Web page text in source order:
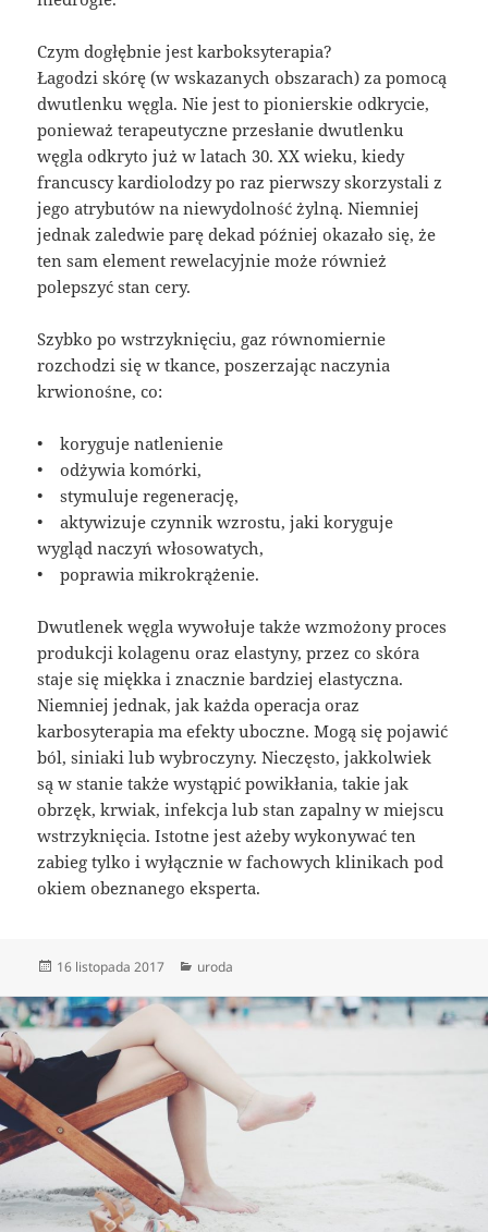
Czym dogłębnie jest karboksyterapia?
Łagodzi skórę (w wskazanych obszarach) za pomocą
dwutlenku węgla. Nie jest to pionierskie odkrycie,
ponieważ terapeutyczne przesłanie dwutlenku
węgla odkryto już w latach 30. XX wieku, kiedy
francuscy kardiolodzy po raz pierwszy skorzystali z
jego atrybutów na niewydolność żylną. Niemniej
jednak zaledwie parę dekad później okazało się, że
ten sam element rewelacyjnie może również
polepszyć stan cery.
Szybko po wstrzyknięciu, gaz równomiernie
rozchodzi się w tkance, poszerzając naczynia
krwionośne, co:
• koryguje natlenienie
• odżywia komórki,
• stymuluje regenerację,
• aktywizuje czynnik wzrostu, jaki koryguje
wygląd naczyń włosowatych,
• poprawia mikrokrążenie.
Dwutlenek węgla wywołuje także wzmożony proces
produkcji kolagenu oraz elastyny, przez co skóra
staje się miękka i znacznie bardziej elastyczna.
Niemniej jednak, jak każda operacja oraz
karbosyterapia ma efekty uboczne. Mogą się pojawić
ból, siniaki lub wybroczyny. Nieczęsto, jakkolwiek
są w stanie także wystąpić powikłania, takie jak
obrzęk, krwiak, infekcja lub stan zapalny w miejscu
wstrzyknięcia. Istotne jest ażeby wykonywać ten
zabieg tylko i wyłącznie w fachowych klinikach pod
okiem obeznanego eksperta.
Data
16 listopada 2017 Kategorie
uroda